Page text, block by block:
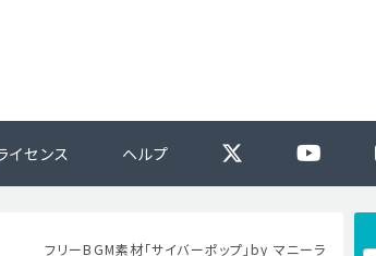
イセンス ヘルプ
フリーBGM素材「サイバーポップ」by マニーラ